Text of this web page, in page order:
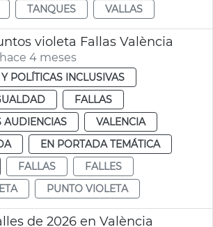
TANQUES VALLAS
violeta Fallas València
4 meses
POLÍTICAS INCLUSIVAS
FALLAS
AUDIENCIAS
VALENCIA
EN PORTADA TEMÁTICA
FALLAS
FALLES
PUNTO VIOLETA
de 2026 en València